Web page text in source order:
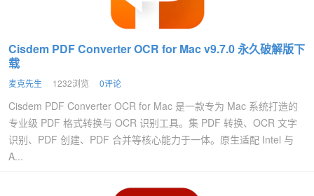
Cisdem PDF Converter OCR for Mac v9.7.0 永久破解版下
载
麦克先生 1232浏览 0评论
Cisdem PDF Converter OCR for Mac 是一款专为 Mac 系统打造的
专业级 PDF 格式转换与 OCR 识别工具。集 PDF 转换、OCR 文字
识别、PDF 创建、PDF 合并等核心能力于一体。原生适配 Intel 与
A...